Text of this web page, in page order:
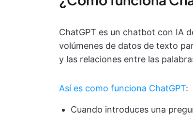
ChatGPT es un chatbot con IA
volúmenes de datos de texto
y las relaciones entre las
Así es como funciona ChatGPT:
Cuando introduces una